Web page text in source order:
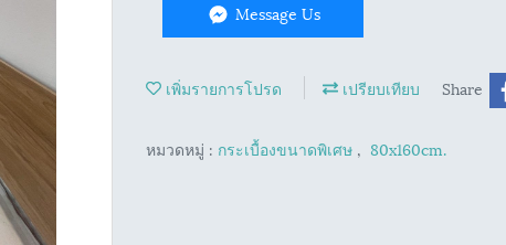
Message Us
เพิ่มรายการโปรด เปรียบเทียบ Share
หมวดหมู่ : กระเบื้องขนาดพิเศษ , 80x160cm.